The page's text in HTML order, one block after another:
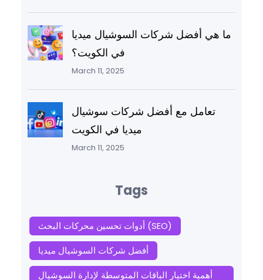
ما هي أفضل شركات السوشيال ميديا
في الكويت؟
March 11, 2025
تعامل مع أفضل شركات سوشيال
ميديا في الكويت
March 11, 2025
Tags
أدوات تحسين محركات البحث (SEO)
أفضل شركات السوشيال ميديا
أهمية اختيار الباقات المتوسطة لإدارة السوشيال